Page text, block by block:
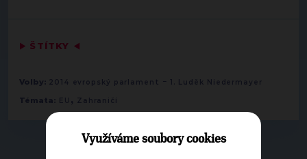
▶ ŠTÍTKY ◀
Volby: 2014 evropský parlament - 1. Luděk Niedermayer
Témata: EU , Zahraničí
Využíváme soubory cookies